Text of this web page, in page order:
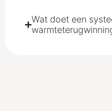
Wat doet een